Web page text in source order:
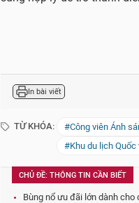
In bài viết
TỪ KHÓA: #Công viên Ánh
#Khu du lịch Quốc
CHỦ ĐỀ: THÔNG TIN CẦN BIẾT
Bùng nổ ưu đãi lớn dành